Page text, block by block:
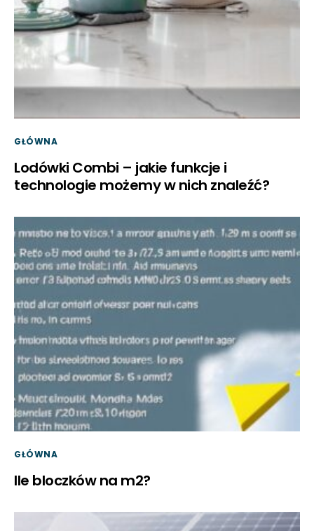
GŁÓWNA
Lodówki Combi – jakie funkcje i
technologie możemy w nich znaleźć?
GŁÓWNA
Ile bloczków na m2?